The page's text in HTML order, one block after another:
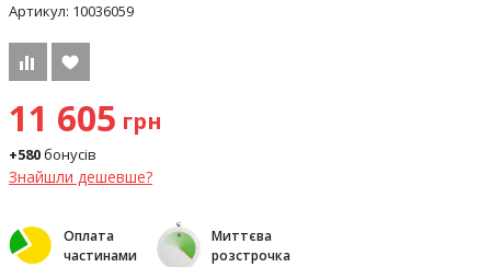
Артикул: 10036059
11 605 грн
+580бонусів
Знайшли дешевше?
Оплата
частинами
Миттєва
розстрочка